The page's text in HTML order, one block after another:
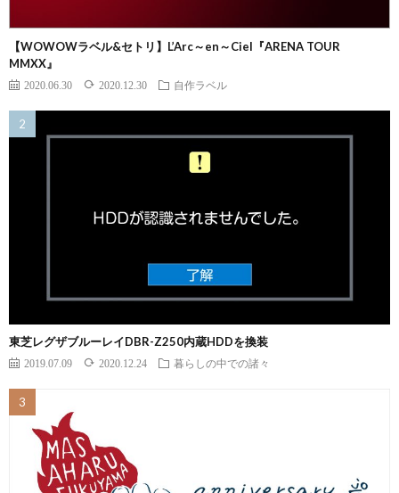
【WOWOWラベル&セトリ】L’Arc～en～Ciel『ARENA TOUR
MMXX』
2020.06.30 2020.12.30 自作ラベル
東芝レグザブルーレイDBR-Z250内蔵HDDを換装
2019.07.09 2020.12.24 暮らしの中での諸々